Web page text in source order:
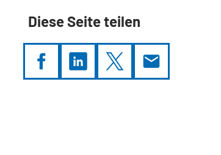
Diese Seite teilen